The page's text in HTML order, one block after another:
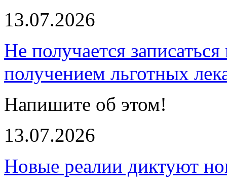
13.07.2026
Не получается
получением льготных
Напишите об этом!
13.07.2026
Новые реалии диктуют